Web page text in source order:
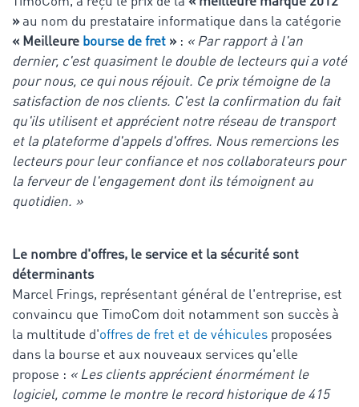
»au nom du prestataire informatique dans la catégorie
« Meilleure bourse de fret »: « Par rapport à l'an
dernier, c'est quasiment le double de lecteurs qui a voté
pour nous, ce qui nous réjouit. Ce prix témoigne de la
satisfaction de nos clients. C'est la confirmation du fait
qu'ils utilisent et apprécient notre réseau de transport
et la plateforme d'appels d'offres. Nous remercions les
lecteurs pour leur confiance et nos collaborateurs pour
la ferveur de l'engagement dont ils témoignent au
quotidien. »
Le nombre d'offres, le service et la sécurité sont
déterminants
Marcel Frings, représentant général de l'entreprise, est
convaincu que TimoCom doit notamment son succès à
la multitude d'offres de fret et de véhicules proposées
dans la bourse et aux nouveaux services qu'elle
propose : « Les clients apprécient énormément le
logiciel, comme le montre le record historique de 415